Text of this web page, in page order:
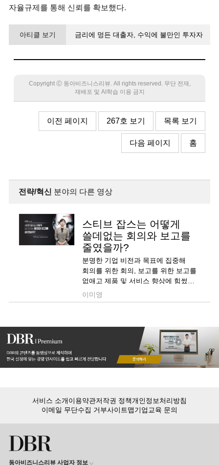
자율규제를 통해 신뢰를 확보했다.
아티클 보기
금리에 멍든 대출자, 수익에 불만인 투자자
Copyright Ⓒ 동아비즈니스리뷰. All rights reserved. 무단 전재,
재배포 및 AI학습 이용 금지
이전 페이지 267호 보기 목록 보기
다음 페이지 홈
전략/혁신 분야의 다른 영상
스티브 잡스는 어떻게
쓸데없는 회의와 보고를
줄였을까?
분명한 기업 비전과 목표에 집중해
회의를 위한 회의, 보고를 위한 보고를
없애고 제품 및 서비스 향상에 힘썼던
주요 기업의 성공사례를 소개한다.
이미영
서비스 소개이용약관저작권 정책개인정보처리방침
이메일 무단수집 거부사이트맵기업교육 문의
동아비즈니스리뷰 사업자 정보